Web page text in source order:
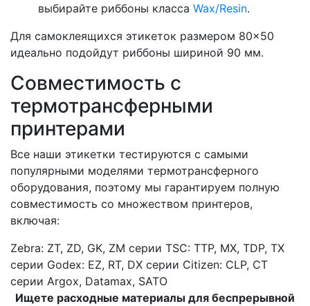
выбирайте риббоны класса Wax/Resin.
Для самоклеящихся этикеток размером 80×50
идеально подойдут риббоны шириной 90 мм.
Совместимость с
термотрансферными
принтерами
Все наши этикетки тестируются с самыми
популярными моделями термотрансферного
оборудования, поэтому мы гарантируем полную
совместимость со множеством принтеров,
включая:
Zebra: ZT, ZD, GK, ZM серии TSC: TTP, MX, TDP, TX
серии Godex: EZ, RT, DX серии Citizen: CLP, CT
серии Argox, Datamax, SATO
Ищете расходные материалы для беспрерывной